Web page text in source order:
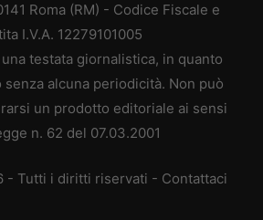
Roma (RM) - Codice Fiscale e
I.V.A. 12279101005
testata giornalistica, in quanto
alcuna periodicità. Non può
un prodotto editoriale ai sensi
n. 62 del 07.03.2001
- Tutti i diritti riservati - Contattaci